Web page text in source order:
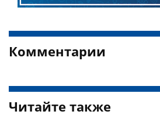
Комментарии
Читайте также